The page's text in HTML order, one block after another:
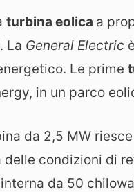
turbina eolica a
. La General Electric
Le prime
in un parco
da 2,5 MW
delle condizioni di
da 50